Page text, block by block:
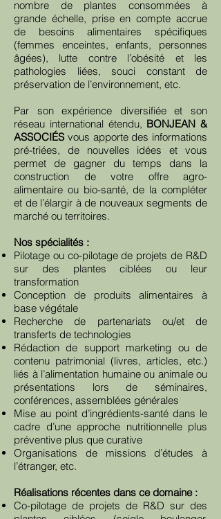
nombre de plantes consommées à
grande échelle, prise en compte accrue
de besoins alimentaires spécifiques
(femmes enceintes, enfants, personnes
âgées), lutte contre l’obésité et les
pathologies liées, souci constant de
préservation de l’environnement, etc.
Par son expérience diversifiée et son
réseau international étendu, BONJEAN &
ASSOCIÉS vous apporte des informations
pré-triées, de nouvelles idées et vous
permet de gagner du temps dans la
construction de votre offre agro-
alimentaire ou bio-santé, de la compléter
et de l’élargir à de nouveaux segments de
marché ou territoires.
Nos spécialités :
Pilotage ou co-pilotage de projets de R&D
sur des plantes ciblées ou leur
transformation
Conception de produits alimentaires à
base végétale
Recherche de partenariats ou/et de
transferts de technologies
Rédaction de support marketing ou de
contenu patrimonial (livres, articles, etc.)
liés à l’alimentation humaine ou animale ou
présentations lors de séminaires,
conférences, assemblées générales
Mise au point d’ingrédients-santé dans le
cadre d’une approche nutritionnelle plus
préventive plus que curative
Organisations de missions d’études à
l’étranger, etc.
Réalisations récentes dans ce domaine :
Co-pilotage de projets de R&D sur des